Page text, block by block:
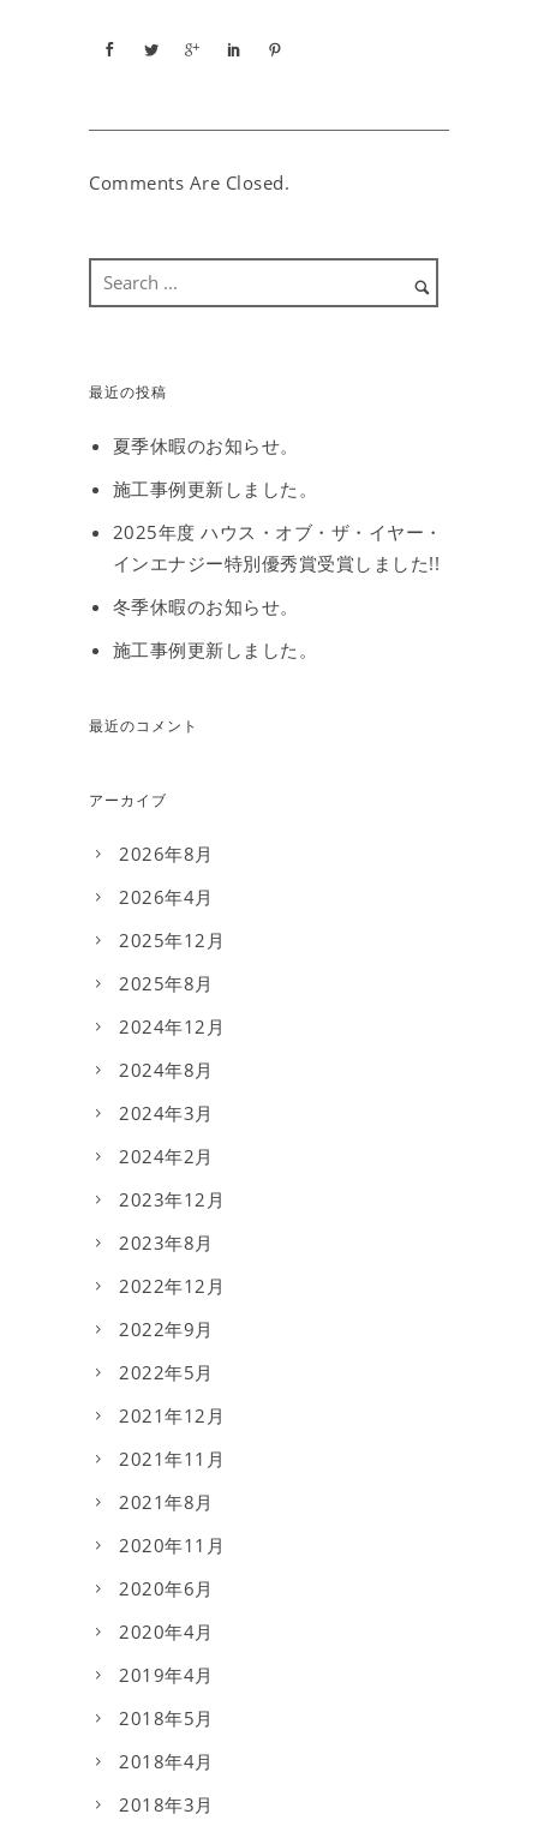
Comments Are Closed.
最近の投稿
夏季休暇のお知らせ。
施工事例更新しました。
2025年度 ハウス・オブ・ザ・イヤー・
インエナジー特別優秀賞受賞しました!!
冬季休暇のお知らせ。
施工事例更新しました。
最近のコメント
アーカイブ
2026年8月
2026年4月
2025年12月
2025年8月
2024年12月
2024年8月
2024年3月
2024年2月
2023年12月
2023年8月
2022年12月
2022年9月
2022年5月
2021年12月
2021年11月
2021年8月
2020年11月
2020年6月
2020年4月
2019年4月
2018年5月
2018年4月
2018年3月